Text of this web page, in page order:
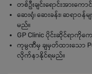
တစ်ဦးချင်းရောင်းအားက
ဆေးရုံ၊ ဆေးခန်း၊ ဆရာဝန်
မည်။
GP Clinic ပိုင်းဆိုင်ရာကိုက
ကုမ္ပဏီမှ ချမှတ်ထားသော
လိုက်နာနိုင်ရမည်။